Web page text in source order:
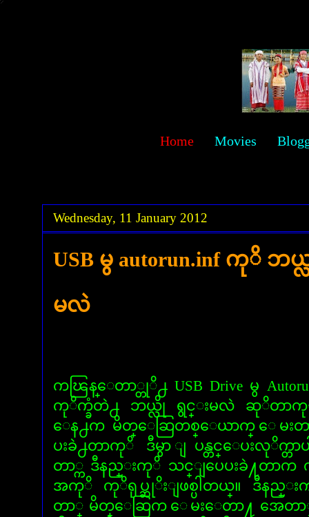
Home Movies
Wednesday, 11 January 2012
USB မွ autorun.inf ကုိ
မလဲ
ကၽြန္ေတာ္တုိ႕ USB Drive မွ
ကုိက္ခံတဲ႕ ဘယ္လို ရွင္းမလဲ ဆုိတာ
ေန႕က မိတ္ေဆြတစ္ေယာက္ ေမး
ပးခဲ႕တာကုိ ဒီမွာ ျပန္တင္ေပးလုိက္တာ
တာ္က ဒီနည္းကုိ သင္ျပေပးခဲ႔တာ
အကုိ ကုိရုပ္ဆုိးျဖစ္ပါတယ္။ ဒီနည္
တာ္ မိတ္ေဆြက ေမးေတာ႔ အေတာ္ျဖ